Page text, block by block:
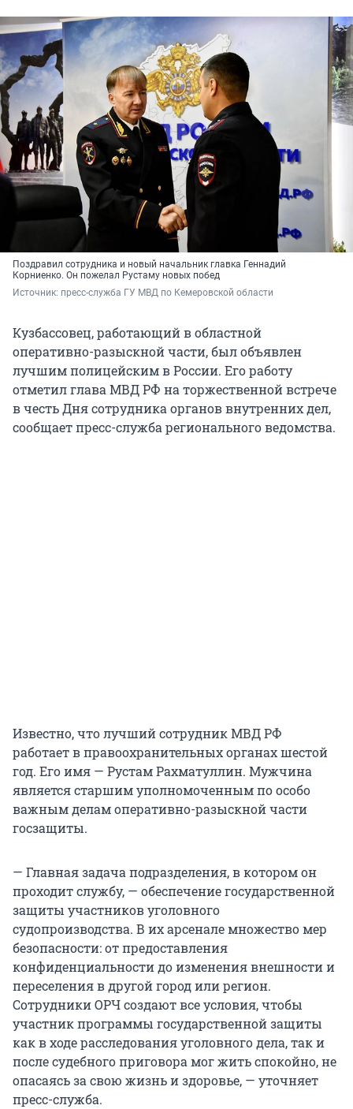
Поздравил сотрудника и новый начальник главка Геннадий
Корниенко. Он пожелал Рустаму новых побед
Источник: пресс-служба ГУ МВД по Кемеровской области
Кузбассовец, работающий в областной
оперативно-разыскной части, был объявлен
лучшим полицейским в России. Его работу
отметил глава МВД РФ на торжественной встрече
в честь Дня сотрудника органов внутренних дел,
сообщает пресс-служба регионального ведомства.
Известно, что лучший сотрудник МВД РФ
работает в правоохранительных органах шестой
год. Его имя — Рустам Рахматуллин. Мужчина
является старшим уполномоченным по особо
важным делам оперативно-разыскной части
госзащиты.
— Главная задача подразделения, в котором он
проходит службу, — обеспечение государственной
защиты участников уголовного
судопроизводства. В их арсенале множество мер
безопасности: от предоставления
конфиденциальности до изменения внешности и
переселения в другой город или регион.
Сотрудники ОРЧ создают все условия, чтобы
участник программы государственной защиты
как в ходе расследования уголовного дела, так и
после судебного приговора мог жить спокойно, не
опасаясь за свою жизнь и здоровье, — уточняет
пресс-служба.